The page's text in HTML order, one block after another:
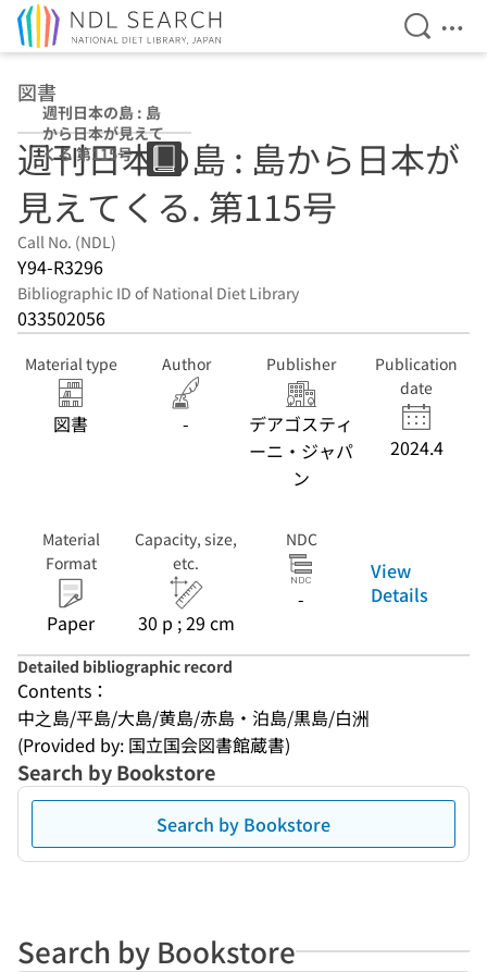
Open
図書
週刊日本の島 : 島
から日本が見えて
くる 第115号
週刊日本の島 : 島から日本が
見えてくる. 第115号
Call No. (NDL)
Y94-R3296
Bibliographic ID of National Diet Library
033502056
Material type
図書
Author
-
Publisher
デアゴスティ
ーニ・ジャパ
ン
Publication
date
2024.4
Material
Format
Paper
Capacity, size,
etc.
30 p ; 29 cm
NDC
-
View
Details
Detailed bibliographic record
Contents：
中之島/平島/大島/黄島/赤島・泊島/黒島/白洲
(Provided by: 国立国会図書館蔵書)
Search by Bookstore
Search by Bookstore
Search by Bookstore